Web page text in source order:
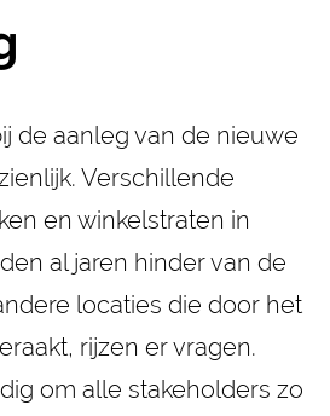
de aanleg van de nieuwe
Verschillende
en winkelstraten in
al jaren hinder van de
locaties die door het
rijzen er vragen.
om alle stakeholders zo